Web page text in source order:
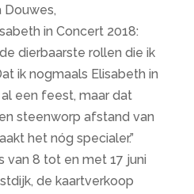
Douwes,
in Concert 2018:
dierbaarste rollen die ik
ik nogmaals Elisabeth in
een feest, maar dat
steenworp afstand van
het nóg specialer.”
van 8 tot en met 17 juni
de kaartverkoop